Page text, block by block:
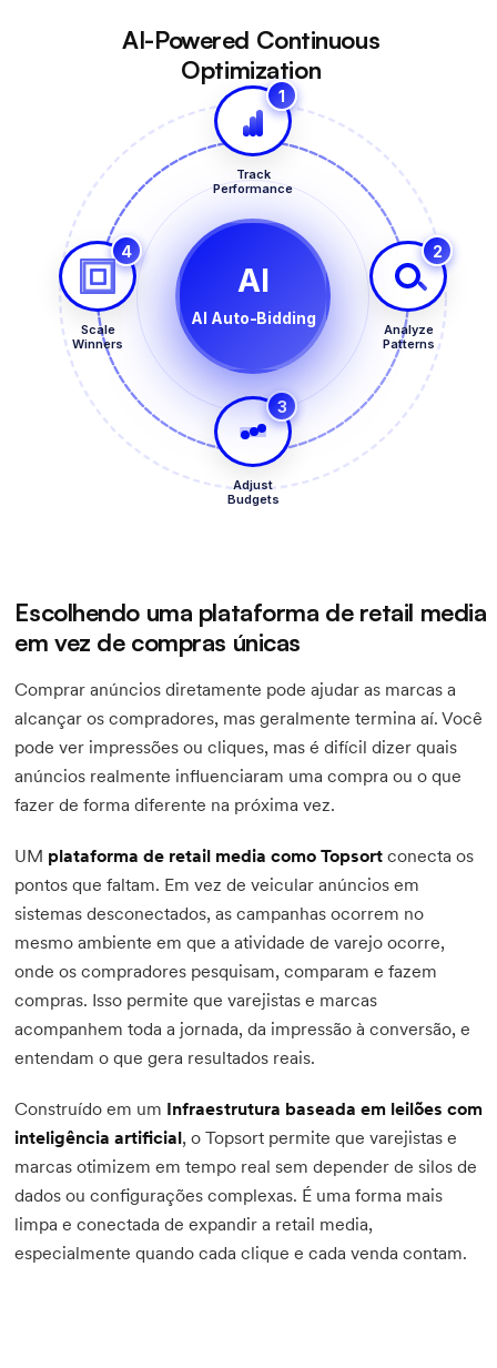
AI-Powered Continuous
Optimization
AI
AI Auto-Bidding
1
Track
Performance
2
Analyze
Patterns
3
Adjust
Budgets
4
Scale
Winners
Escolhendo uma plataforma de retail media
em vez de compras únicas
Comprar anúncios diretamente pode ajudar as marcas a
alcançar os compradores, mas geralmente termina aí. Você
pode ver impressões ou cliques, mas é difícil dizer quais
anúncios realmente influenciaram uma compra ou o que
fazer de forma diferente na próxima vez.
UM plataforma de retail media como Topsort conecta os
pontos que faltam. Em vez de veicular anúncios em
sistemas desconectados, as campanhas ocorrem no
mesmo ambiente em que a atividade de varejo ocorre,
onde os compradores pesquisam, comparam e fazem
compras. Isso permite que varejistas e marcas
acompanhem toda a jornada, da impressão à conversão, e
entendam o que gera resultados reais.
Construído em um Infraestrutura baseada em leilões com
inteligência artificial, o Topsort permite que varejistas e
marcas otimizem em tempo real sem depender de silos de
dados ou configurações complexas. É uma forma mais
limpa e conectada de expandir a retail media,
especialmente quando cada clique e cada venda contam.